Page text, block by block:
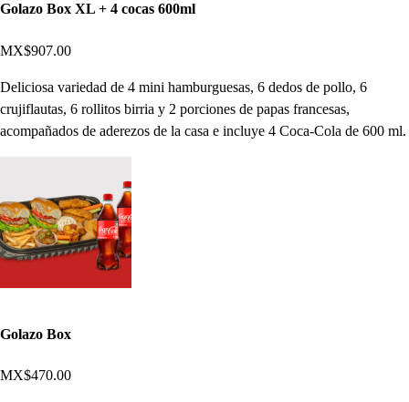
Golazo Box XL + 4 cocas 600ml
MX$907.00
Deliciosa variedad de 4 mini hamburguesas, 6 dedos de pollo, 6
crujiflautas, 6 rollitos birria y 2 porciones de papas francesas,
acompañados de aderezos de la casa e incluye 4 Coca-Cola de 600 ml.
Golazo Box
MX$470.00